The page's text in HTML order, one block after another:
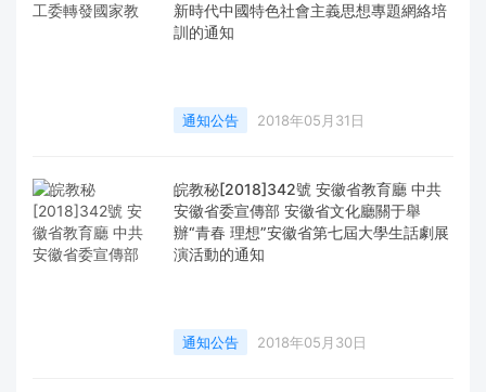
新時代中國特色社會主義思想專題網絡培
訓的通知
通知公告 2018年05月31日
皖教秘[2018]342號 安徽省教育廳 中共
安徽省委宣傳部 安徽省文化廳關于舉
辦“青春 理想”安徽省第七屆大學生話劇展
演活動的通知
通知公告 2018年05月30日